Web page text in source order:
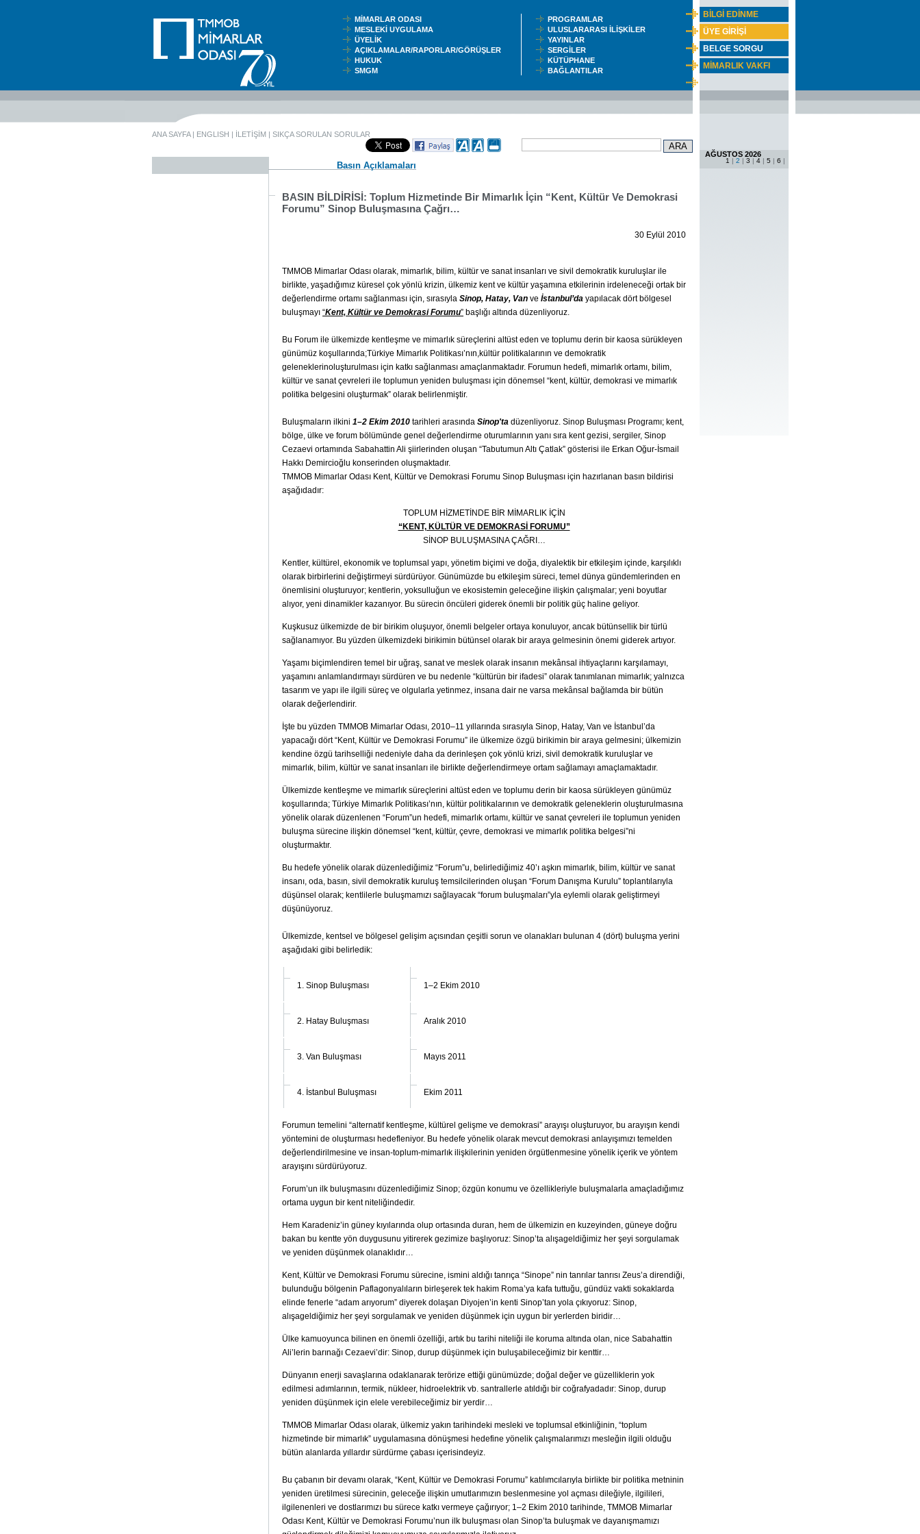
BİLGİ EDİNME
ÜYE GİRİŞİ
BELGE SORGU
MİMARLIK VAKFI
AĞUSTOS 2026
1 | 2 | 3 | 4 | 5 | 6 |
MİMARLAR ODASI
MESLEKİ UYGULAMA
ÜYELİK
AÇIKLAMALAR/RAPORLAR/GÖRÜŞLER
HUKUK
SMGM
PROGRAMLAR
ULUSLARARASI İLİŞKİLER
YAYINLAR
SERGİLER
KÜTÜPHANE
BAĞLANTILAR
ANA SAYFA| ENGLISH | İLETİŞİM | SIKÇA SORULAN SORULAR
Basın Açıklamaları
BASIN BİLDİRİSİ: Toplum Hizmetinde Bir Mimarlık İçin “Kent, Kültür Ve Demokrasi
Forumu” Sinop Buluşmasına Çağrı…
30 Eylül 2010
TMMOB Mimarlar Odası olarak, mimarlık, bilim, kültür ve sanat insanları ve sivil demokratik kuruluşlar ile
birlikte, yaşadığımız küresel çok yönlü krizin, ülkemiz kent ve kültür yaşamına etkilerinin irdeleneceği ortak bir
değerlendirme ortamı sağlanması için, sırasıyla Sinop, Hatay, Van ve İstanbul’da yapılacak dört bölgesel
buluşmayı “Kent, Kültür ve Demokrasi Forumu” başlığı altında düzenliyoruz.
Bu Forum ile ülkemizde kentleşme ve mimarlık süreçlerini altüst eden ve toplumu derin bir kaosa sürükleyen
günümüz koşullarında;Türkiye Mimarlık Politikası’nın,kültür politikalarının ve demokratik
geleneklerinoluşturulması için katkı sağlanması amaçlanmaktadır. Forumun hedefi, mimarlık ortamı, bilim,
kültür ve sanat çevreleri ile toplumun yeniden buluşması için dönemsel “kent, kültür, demokrasi ve mimarlık
politika belgesini oluşturmak” olarak belirlenmiştir.
Buluşmaların ilkini 1–2 Ekim 2010 tarihleri arasında Sinop'ta düzenliyoruz. Sinop Buluşması Programı; kent,
bölge, ülke ve forum bölümünde genel değerlendirme oturumlarının yanı sıra kent gezisi, sergiler, Sinop
Cezaevi ortamında Sabahattin Ali şiirlerinden oluşan “Tabutumun Altı Çatlak” gösterisi ile Erkan Oğur-İsmail
Hakkı Demircioğlu konserinden oluşmaktadır.
TMMOB Mimarlar Odası Kent, Kültür ve Demokrasi Forumu Sinop Buluşması için hazırlanan basın bildirisi
aşağıdadır:
TOPLUM HİZMETİNDE BİR MİMARLIK İÇİN
“KENT, KÜLTÜR VE DEMOKRASİ FORUMU”
SİNOP BULUŞMASINA ÇAĞRI…
Kentler, kültürel, ekonomik ve toplumsal yapı, yönetim biçimi ve doğa, diyalektik bir etkileşim içinde, karşılıklı
olarak birbirlerini değiştirmeyi sürdürüyor. Günümüzde bu etkileşim süreci, temel dünya gündemlerinden en
önemlisini oluşturuyor; kentlerin, yoksulluğun ve ekosistemin geleceğine ilişkin çalışmalar; yeni boyutlar
alıyor, yeni dinamikler kazanıyor. Bu sürecin öncüleri giderek önemli bir politik güç haline geliyor.
Kuşkusuz ülkemizde de bir birikim oluşuyor, önemli belgeler ortaya konuluyor, ancak bütünsellik bir türlü
sağlanamıyor. Bu yüzden ülkemizdeki birikimin bütünsel olarak bir araya gelmesinin önemi giderek artıyor.
Yaşamı biçimlendiren temel bir uğraş, sanat ve meslek olarak insanın mekânsal ihtiyaçlarını karşılamayı,
yaşamını anlamlandırmayı sürdüren ve bu nedenle “kültürün bir ifadesi” olarak tanımlanan mimarlık; yalnızca
tasarım ve yapı ile ilgili süreç ve olgularla yetinmez, insana dair ne varsa mekânsal bağlamda bir bütün
olarak değerlendirir.
İşte bu yüzden TMMOB Mimarlar Odası, 2010–11 yıllarında sırasıyla Sinop, Hatay, Van ve İstanbul’da
yapacağı dört “Kent, Kültür ve Demokrasi Forumu” ile ülkemize özgü birikimin bir araya gelmesini; ülkemizin
kendine özgü tarihselliği nedeniyle daha da derinleşen çok yönlü krizi, sivil demokratik kuruluşlar ve
mimarlık, bilim, kültür ve sanat insanları ile birlikte değerlendirmeye ortam sağlamayı amaçlamaktadır.
Ülkemizde kentleşme ve mimarlık süreçlerini altüst eden ve toplumu derin bir kaosa sürükleyen günümüz
koşullarında; Türkiye Mimarlık Politikası’nın, kültür politikalarının ve demokratik geleneklerin oluşturulmasına
yönelik olarak düzenlenen “Forum”un hedefi, mimarlık ortamı, kültür ve sanat çevreleri ile toplumun yeniden
buluşma sürecine ilişkin dönemsel “kent, kültür, çevre, demokrasi ve mimarlık politika belgesi”ni
oluşturmaktır.
Bu hedefe yönelik olarak düzenlediğimiz “Forum”u, belirlediğimiz 40’ı aşkın mimarlık, bilim, kültür ve sanat
insanı, oda, basın, sivil demokratik kuruluş temsilcilerinden oluşan “Forum Danışma Kurulu” toplantılarıyla
düşünsel olarak; kentlilerle buluşmamızı sağlayacak “forum buluşmaları”yla eylemli olarak geliştirmeyi
düşünüyoruz.
Ülkemizde, kentsel ve bölgesel gelişim açısından çeşitli sorun ve olanakları bulunan 4 (dört) buluşma yerini
aşağıdaki gibi belirledik:
1. Sinop Buluşması 1–2 Ekim 2010
2. Hatay Buluşması Aralık 2010
3. Van Buluşması Mayıs 2011
4. İstanbul Buluşması Ekim 2011
Forumun temelini “alternatif kentleşme, kültürel gelişme ve demokrasi” arayışı oluşturuyor, bu arayışın kendi
yöntemini de oluşturması hedefleniyor. Bu hedefe yönelik olarak mevcut demokrasi anlayışımızı temelden
değerlendirilmesine ve insan-toplum-mimarlık ilişkilerinin yeniden örgütlenmesine yönelik içerik ve yöntem
arayışını sürdürüyoruz.
Forum’un ilk buluşmasını düzenlediğimiz Sinop; özgün konumu ve özellikleriyle buluşmalarla amaçladığımız
ortama uygun bir kent niteliğindedir.
Hem Karadeniz’in güney kıyılarında olup ortasında duran, hem de ülkemizin en kuzeyinden, güneye doğru
bakan bu kentte yön duygusunu yitirerek gezimize başlıyoruz: Sinop’ta alışageldiğimiz her şeyi sorgulamak
ve yeniden düşünmek olanaklıdır…
Kent, Kültür ve Demokrasi Forumu sürecine, ismini aldığı tanrıça “Sinope” nin tanrılar tanrısı Zeus’a direndiği,
bulunduğu bölgenin Paflagonyalıların birleşerek tek hakim Roma’ya kafa tuttuğu, gündüz vakti sokaklarda
elinde fenerle “adam arıyorum” diyerek dolaşan Diyojen’in kenti Sinop’tan yola çıkıyoruz: Sinop,
alışageldiğimiz her şeyi sorgulamak ve yeniden düşünmek için uygun bir yerlerden biridir…
Ülke kamuoyunca bilinen en önemli özelliği, artık bu tarihi niteliği ile koruma altında olan, nice Sabahattin
Ali’lerin barınağı Cezaevi’dir: Sinop, durup düşünmek için buluşabileceğimiz bir kenttir…
Dünyanın enerji savaşlarına odaklanarak terörize ettiği günümüzde; doğal değer ve güzelliklerin yok
edilmesi adımlarının, termik, nükleer, hidroelektrik vb. santrallerle atıldığı bir coğrafyadadır: Sinop, durup
yeniden düşünmek için elele verebileceğimiz bir yerdir…
TMMOB Mimarlar Odası olarak, ülkemiz yakın tarihindeki mesleki ve toplumsal etkinliğinin, “toplum
hizmetinde bir mimarlık” uygulamasına dönüşmesi hedefine yönelik çalışmalarımızı mesleğin ilgili olduğu
bütün alanlarda yıllardır sürdürme çabası içerisindeyiz.
Bu çabanın bir devamı olarak, “Kent, Kültür ve Demokrasi Forumu” katılımcılarıyla birlikte bir politika metninin
yeniden üretilmesi sürecinin, geleceğe ilişkin umutlarımızın beslenmesine yol açması dileğiyle, ilgilileri,
ilgilenenleri ve dostlarımızı bu sürece katkı vermeye çağırıyor; 1–2 Ekim 2010 tarihinde, TMMOB Mimarlar
Odası Kent, Kültür ve Demokrasi Forumu’nun ilk buluşması olan Sinop’ta buluşmak ve dayanışmamızı